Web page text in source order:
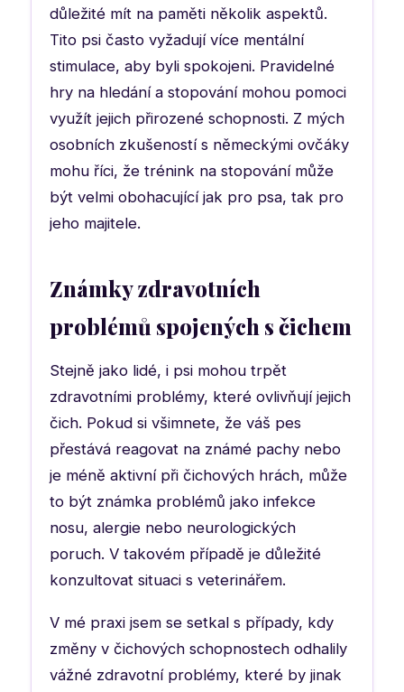
důležité mít na paměti několik aspektů.
Tito psi často vyžadují více mentální
stimulace, aby byli spokojeni. Pravidelné
hry na hledání a stopování mohou pomoci
využít jejich přirozené schopnosti. Z mých
osobních zkušeností s německými ovčáky
mohu říci, že trénink na stopování může
být velmi obohacující jak pro psa, tak pro
jeho majitele.
Známky zdravotních
problémů spojených s čichem
Stejně jako lidé, i psi mohou trpět
zdravotními problémy, které ovlivňují jejich
čich. Pokud si všimnete, že váš pes
přestává reagovat na známé pachy nebo
je méně aktivní při čichových hrách, může
to být známka problémů jako infekce
nosu, alergie nebo neurologických
poruch. V takovém případě je důležité
konzultovat situaci s veterinářem.
V mé praxi jsem se setkal s případy, kdy
změny v čichových schopnostech odhalily
vážné zdravotní problémy, které by jinak